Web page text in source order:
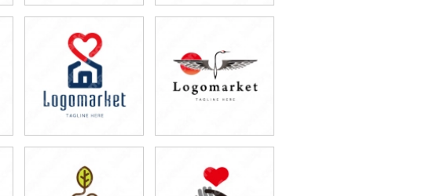
79,800円
(税込87,780円)
79,800円
(税込87,780円)
79,800円
(税込87,780円)
79,800円
(税込87,780円)